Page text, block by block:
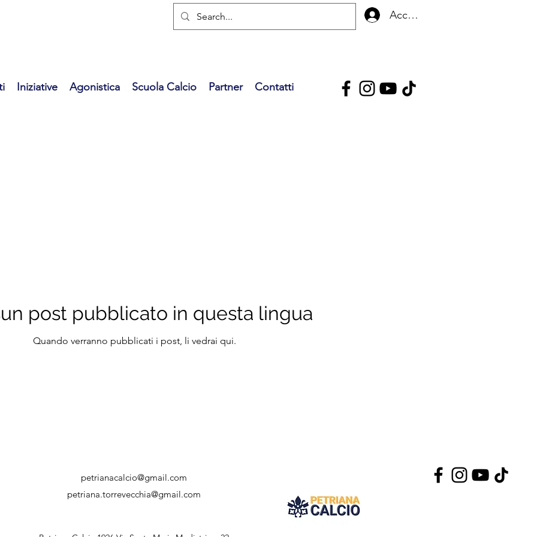
Accedi
Iniziative Agonistica Scuola Calcio Partner Contatti
post pubblicato in questa lingua
Quando verranno pubblicati i post, li vedrai qui.
petrianacalcio@gmail.com
petriana.torrevecchia@gmail.com